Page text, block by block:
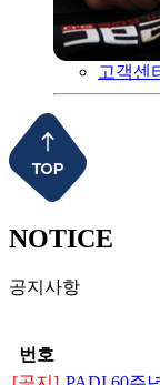
고객센
NOTICE
공지사항
번호